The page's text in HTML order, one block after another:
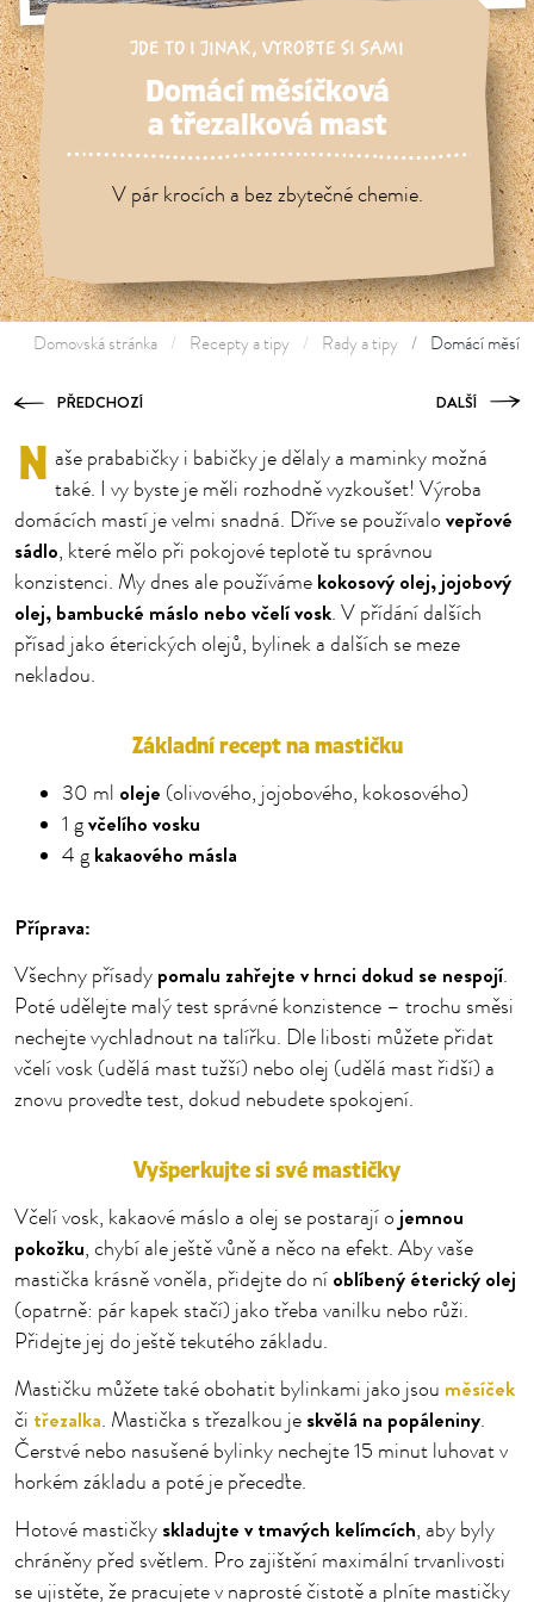
JDE TO I JINAK, VYROBTE SI SAMI
Domácí měsíčková
a třezalková mast
V pár krocích a bez zbytečné chemie.
Domovská stránka Recepty a tipy Rady a tipy Domácí
PŘEDCHOZÍ DALŠÍ
N aše prababičky i babičky je dělaly a maminky možná
také. I vy byste je měli rozhodně vyzkoušet! Výroba
domácích mastí je velmi snadná. Dříve se používalo vepřové
sádlo, které mělo při pokojové teplotě tu správnou
konzistenci. My dnes ale používáme kokosový olej, jojobový
olej, bambucké máslo nebo včelí vosk. V přídání dalších
přísad jako éterických olejů, bylinek a dalších se meze
nekladou.
Základní recept na mastičku
30 ml oleje (olivového, jojobového, kokosového)
1 gvčelího vosku
4 g kakaového másla
Příprava:
Všechny přísady pomalu zahřejte v hrnci dokud se nespojí.
Poté udělejte malý test správné konzistence – trochu směsi
nechejte vychladnout na talířku. Dle libosti můžete přidat
včelí vosk (udělá mast tužší) nebo olej (udělá mast řidší) a
znovu proveďte test, dokud nebudete spokojení.
Vyšperkujte si své mastičky
Včelí vosk, kakaové máslo a olej se postarají o jemnou
pokožku, chybí ale ještě vůně a něco na efekt. Aby vaše
mastička krásně voněla, přidejte do ní oblíbený éterický olej
(opatrně: pár kapek stačí) jako třeba vanilku nebo růži.
Přidejte jej do ještě tekutého základu.
Mastičku můžete také obohatit bylinkami jako jsou měsíček
či třezalka. Mastička s třezalkou je skvělá na popáleniny.
Čerstvé nebo nasušené bylinky nechejte 15 minut luhovat v
horkém základu a poté je přeceďte.
Hotové mastičky skladujte v tmavých kelímcích, aby byly
chráněny před světlem. Pro zajištění maximální trvanlivosti
se ujistěte, že pracujete v naprosté čistotě a plníte mastičky